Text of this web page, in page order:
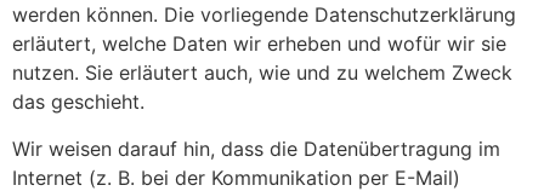
werden können. Die vorliegende Datenschutzerklärung
erläutert, welche Daten wir erheben und wofür wir sie
nutzen. Sie erläutert auch, wie und zu welchem Zweck
das geschieht.
Wir weisen darauf hin, dass die Datenübertragung im
Internet (z. B. bei der Kommunikation per E-Mail)